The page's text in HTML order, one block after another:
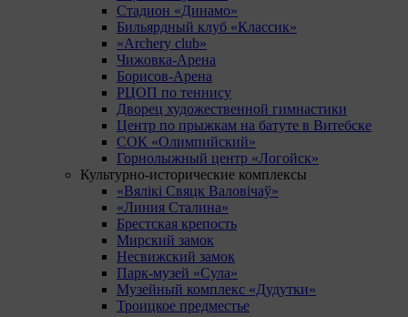
Стадион «Динамо»
Бильярдный клуб «Классик»
«Archery club»
Чижовка-Арена
Борисов-Арена
РЦОП по теннису
Дворец художественной гимнастики
Центр по прыжкам на батуте в Витебске
СОК «Олимпийский»
Горнолыжный центр «Логойск»
Культурно-исторические комплексы
«Вялікі Свяцк Валовічаў»
«Линия Сталина»
Брестская крепость
Мирский замок
Несвижский замок
Парк-музей «Сула»
Музейный комплекс «Дудутки»
Троицкое предместье